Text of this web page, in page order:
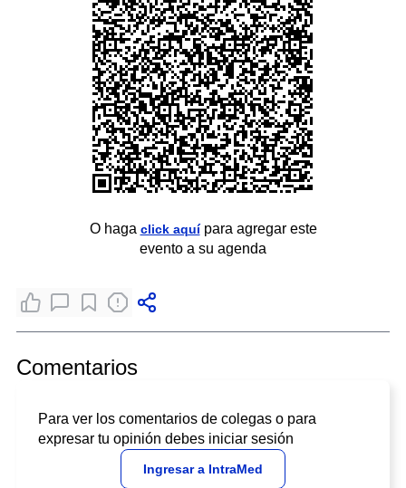
O haga click aquípara agregar este
evento a su agenda
Comentarios
Para ver los comentarios de colegas o para
expresar tu opinión debes iniciar sesión
Ingresar a IntraMed